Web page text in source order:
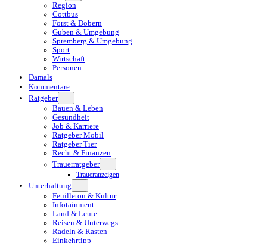
Region
Cottbus
Forst & Döbern
Guben & Umgebung
Spremberg & Umgebung
Sport
Wirtschaft
Personen
Damals
Kommentare
Ratgeber
Bauen & Leben
Gesundheit
Job & Karriere
Ratgeber Mobil
Ratgeber Tier
Recht & Finanzen
Trauerratgeber
Traueranzeigen
Unterhaltung
Feuilleton & Kultur
Infotainment
Land & Leute
Reisen & Unterwegs
Radeln & Rasten
Einkehrtipp